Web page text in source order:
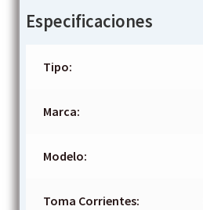
Especificaciones
Tipo:
Marca:
Modelo:
Toma Corrientes: